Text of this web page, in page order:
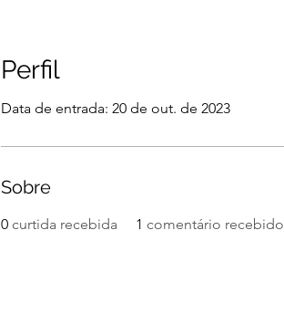
Perfil
Data de entrada: 20 de out. de 2023
Sobre
0 curtida recebida 1 comentário recebido